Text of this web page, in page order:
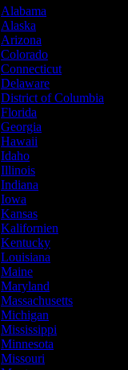
Alabama
Alaska
Arizona
Colorado
Connecticut
Delaware
District of Columbia
Florida
Georgia
Hawaii
Idaho
Illinois
Indiana
Iowa
Kansas
Kalifornien
Kentucky
Louisiana
Maine
Maryland
Massachusetts
Michigan
Mississippi
Minnesota
Missouri